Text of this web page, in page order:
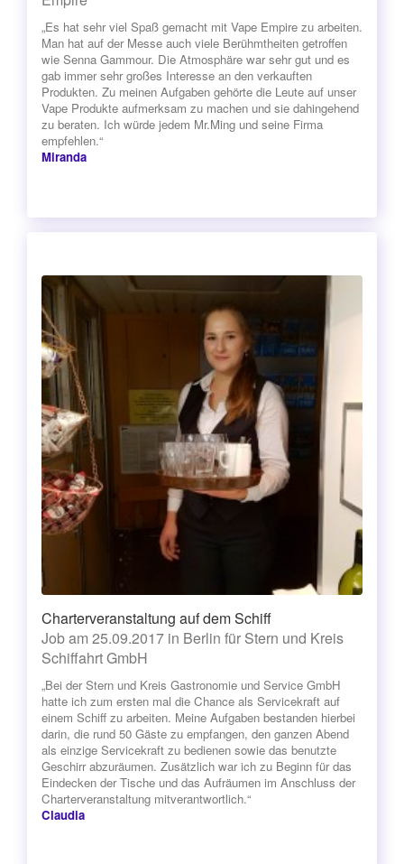
„Es hat sehr viel Spaß gemacht mit Vape Empire zu arbeiten.
Man hat auf der Messe auch viele Berühmtheiten getroffen
wie Senna Gammour. Die Atmosphäre war sehr gut und es
gab immer sehr großes Interesse an den verkauften
Produkten. Zu meinen Aufgaben gehörte die Leute auf unser
Vape Produkte aufmerksam zu machen und sie dahingehend
zu beraten. Ich würde jedem Mr.Ming und seine Firma
empfehlen.“
Miranda
Charterveranstaltung auf dem Schiff
Job am 25.09.2017 in Berlin für Stern und Kreis
Schiffahrt GmbH
„Bei der Stern und Kreis Gastronomie und Service GmbH
hatte ich zum ersten mal die Chance als Servicekraft auf
einem Schiff zu arbeiten. Meine Aufgaben bestanden hierbei
darin, die rund 50 Gäste zu empfangen, den ganzen Abend
als einzige Servicekraft zu bedienen sowie das benutzte
Geschirr abzuräumen. Zusätzlich war ich zu Beginn für das
Eindecken der Tische und das Aufräumen im Anschluss der
Charterveranstaltung mitverantwortlich.“
Claudia